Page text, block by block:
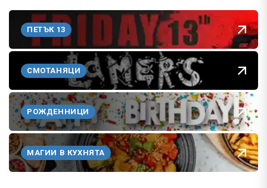
ПЕТЪК 13
СМОТАНЯЦИ
РОЖДЕННИЦИ
МАГИИ В КУХНЯТА